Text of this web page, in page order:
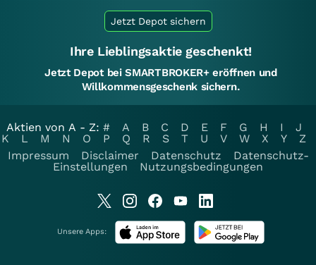
Jetzt Depot sichern
Ihre Lieblingsaktie geschenkt!
Jetzt Depot bei SMARTBROKER+ eröffnen und
Willkommensgeschenk sichern.
Aktien von A - Z: # A B C D E F G H I
J
K
L M N O P Q R S T U V W X Y
Z
Impressum
Disclaimer Datenschutz
Datenschutz-
Einstellungen
Nutzungsbedingungen
Unsere Apps: